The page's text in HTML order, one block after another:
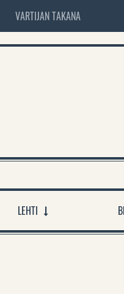
VARTIJAN TAKANA
LEHTI